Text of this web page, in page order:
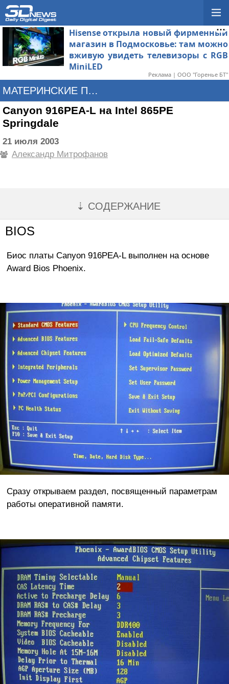
Hisense открыла новый фирменный
магазин в Подмосковье: там можно
вживую увидеть телевизоры с RGB
MiniLED
Реклама | ООО "Горенье БТ"
МАТЕРИНСКИЕ ПЛАТЫ
Canyon 916PEA-L на Intel 865PE
Springdale
21 июля 2003
Александр Митрофанов
⇣ СОДЕРЖАНИЕ
BIOS
Биос платы Canyon 916PEA-L выполнен на основе
Award Bios Phoenix.
Cразу открываем раздел, посвященный параметрам
работы оперативной памяти.